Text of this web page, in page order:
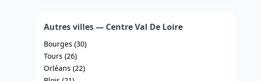
Autres villes — Centre Val De Loire
Bourges (30)
Tours (26)
Orléans (22)